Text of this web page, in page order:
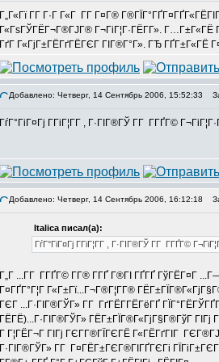
Г„Г«Гї Г­Г Г·Г Г«Г Г­Г Г¤Г®
Г«ГѕГЎГЁГ¬Г®ГЈГ® Г¬ГіГ¦Г·ГЁГ­Г». Г…Г±Г«ГЁ
ГґГ Г«ГјГ±ГЁГґГЁГЄГ ГІГ®Г°Г». ГЂ ГҐГ±Г«ГЁ
Добавлено: Четверг, 14 Сентябрь 2006, 15:52:33
ГѓГ°ГіГ¤Гј Г­ГіГ¦Г­Г , Г·ГІГ®ГЎ Г­Г Г­ГҐГ©
Добавлено: Четверг, 14 Сентябрь 2006, 16:12:18
Italica писал(а):
ГѓГ°ГіГ¤Гј Г­ГіГ¦Г­Г , Г·ГІГ®ГЎ Г­Г Г­ГҐГ©
Г„Г ...Г­Г Г­ГҐГ© Г­Г® Г­ГҐ Г®ГІ ГҐГҐ ГўГЁГ¤Г
Г¤ГҐГ°Г¦Г Г«Г±Гї...Г¬Г®Г¦Г­Г®
ГЄГ ...Г·ГІГ®ГЎГ» Г­Г ГґГЁГ­ГЁГёГҐ
ГЁГЁ)...Г·ГІГ®ГЎГ» ГЁГ±ГЇГ®Г«ГјГ§Г®ГўГ
Г Г¦ГЁГ¬Г ГІГј ГЄГ­Г®ГЇГЄГЁ Г«ГЁГґГІГ
Г·ГІГ®ГЎГ» Г­Г Г¤ГЁГ±ГЄГ®ГІГҐГЄГі